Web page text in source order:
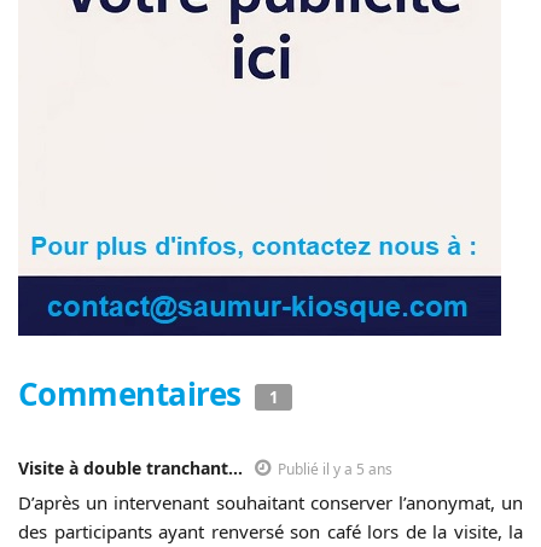
Commentaires 1
Visite à double tranchant... Publié il y a 5 ans
D’après un intervenant souhaitant conserver l’anonymat, un
des participants ayant renversé son café lors de la visite, la